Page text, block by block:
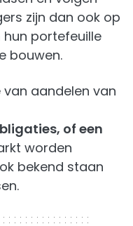
zijn dan ook op
hun portefeuille
bouwen.
van aandelen van
of een
worden
bekend staan